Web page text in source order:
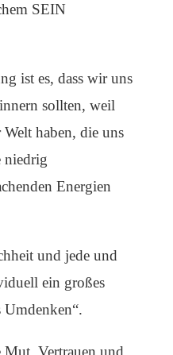
SEIN
ist es, dass wir uns
sollten, weil
haben, die uns
niedrig
Energien
und jede und
ein großes
Umdenken“.
Vertrauen und